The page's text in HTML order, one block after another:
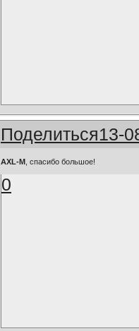
Поделиться13-
AXL-M , спасибо большое!
0